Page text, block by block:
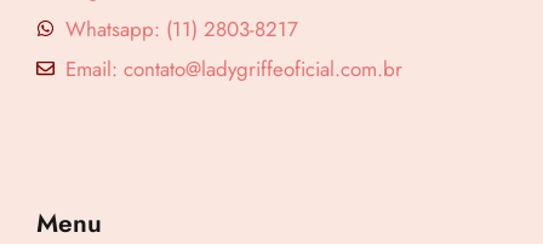
Whatsapp: (11) 2803-8217
Email: contato@ladygriffeoficial.com.br
Menu